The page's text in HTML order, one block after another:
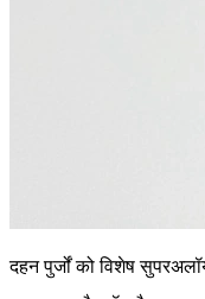
दहन पुर्जों को विशेष